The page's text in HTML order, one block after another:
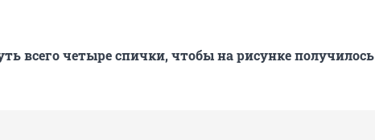
всего четыре спички, чтобы на рисунке получилось